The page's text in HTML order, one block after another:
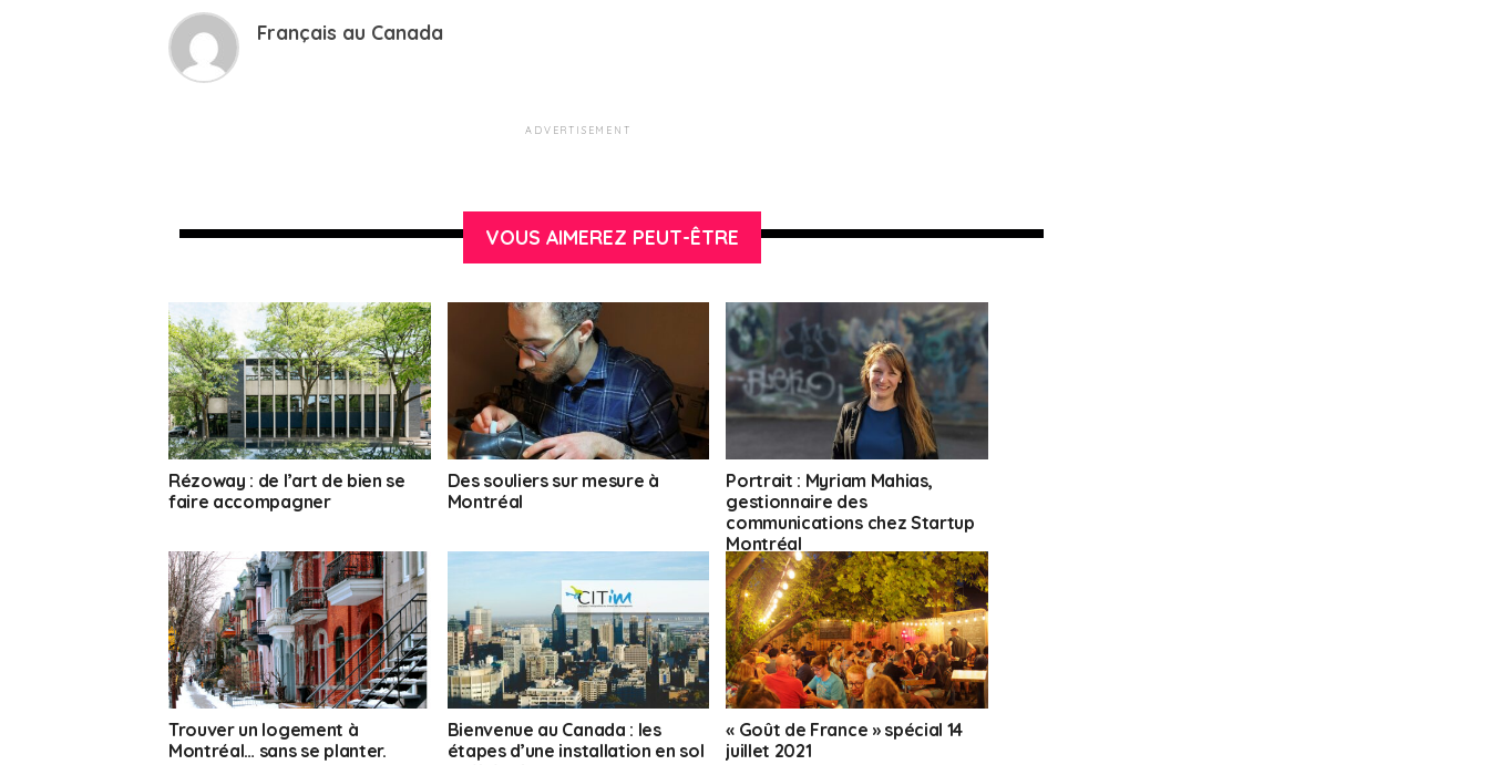
Français au Canada
ADVERTISEMENT
VOUS AIMEREZ PEUT-ÊTRE
Rézoway : de l’art de bien se
faire accompagner
Des souliers sur mesure à
Montréal
Portrait : Myriam Mahias,
gestionnaire des
communications chez Startup
Montréal
Trouver un logement à
Montréal… sans se planter.
Bienvenue au Canada : les
étapes d’une installation en sol
« Goût de France » spécial 14
juillet 2021